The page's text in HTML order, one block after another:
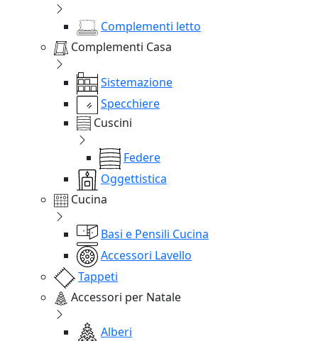
Complementi letto
Complementi Casa
Sistemazione
Specchiere
Cuscini
Federe
Oggettistica
Cucina
Basi e Pensili Cucina
Accessori Lavello
Tappeti
Accessori per Natale
Alberi